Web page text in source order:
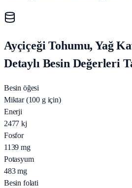
Ayçiçeği Tohumu, Yağ
Detaylı Besin Değerleri
Besin öğesi
Miktar (100 g için)
Enerji
2477 kj
Fosfor
1139 mg
Potasyum
483 mg
Besin folati